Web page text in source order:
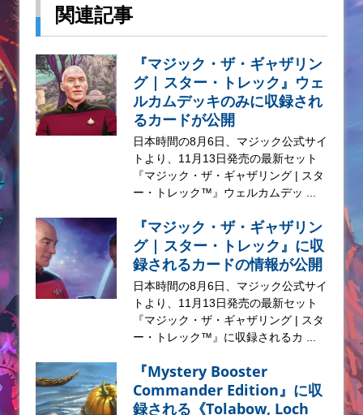
関連記事
『マジック・ザ・ギャザリン
グ | スター・トレック』ウェ
ルカムデッキのみに収録され
るカードが公開
日本時間の8月6日、マジック公式サイ
トより、11月13日発売の最新セット
『マジック・ザ・ギャザリング | スタ
ー・トレック™』ウェルカムデッ ...
『マジック・ザ・ギャザリン
グ | スター・トレック』に収
録されるカードの情報が公開
日本時間の8月6日、マジック公式サイ
トより、11月13日発売の最新セット
『マジック・ザ・ギャザリング | スタ
ー・トレック™』に収録されるカ ...
『Mystery Booster
Commander Edition』に収
録される《Tolabow, Loch